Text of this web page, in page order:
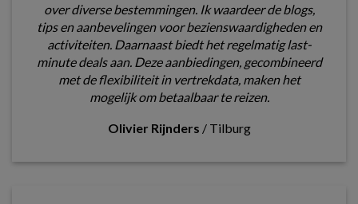
over diverse bestemmingen. Ik waardeer de blogs,
tips en aanbevelingen voor bezienswaardigheden en
activiteiten. Daarnaast biedt het regelmatig last-
minute deals aan. Deze aanbiedingen, gecombineerd
met de flexibiliteit in vertrekdata, maken het
mogelijk om betaalbaar te reizen.
Olivier Rijnders / Tilburg